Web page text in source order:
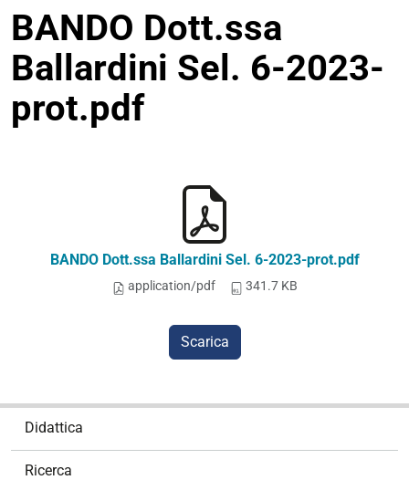
BANDO Dott.ssa
Ballardini Sel. 6-2023-
prot.pdf
BANDO Dott.ssa Ballardini Sel. 6-2023-prot.pdf
application/pdf 341.7 KB
Scarica
Didattica
Ricerca